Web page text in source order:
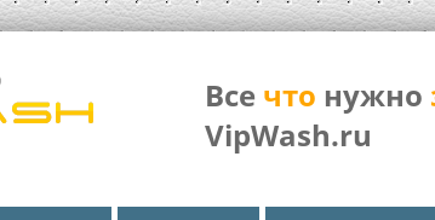
Все что нужно
VipWash.ru